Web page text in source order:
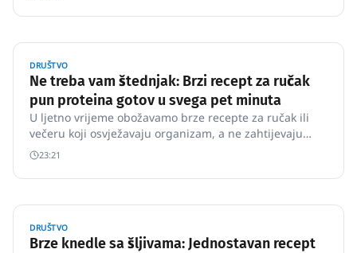
DRUŠTVO
Ne treba vam štednjak: Brzi recept za ručak
pun proteina gotov u svega pet minuta
U ljetno vrijeme obožavamo brze recepte za ručak ili
večeru koji osvježavaju organizam, a ne zahtijevaju
paljenje pećnice.
23:21
DRUŠTVO
Brze knedle sa šljivama: Jednostavan recept